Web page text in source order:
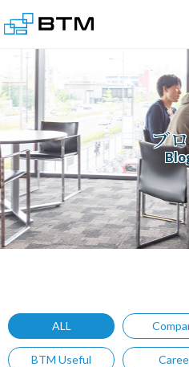
ブ
ALL
BTM Useful